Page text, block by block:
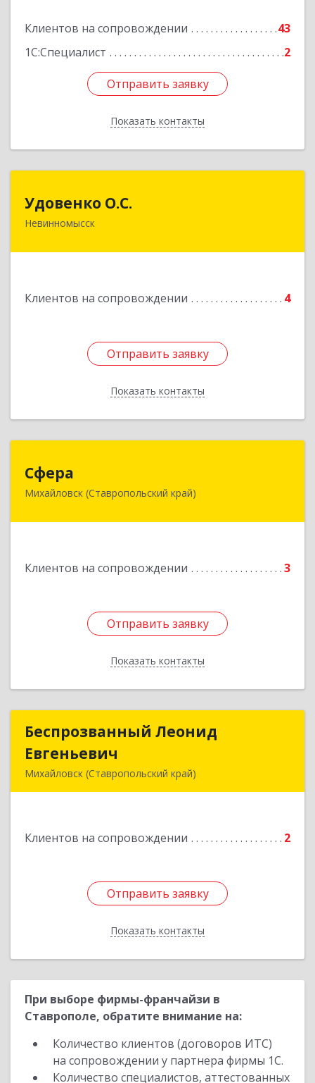
Клиентов на сопровождении
43
1С:Специалист
2
Отправить заявку
Показать контакты
Отправить заявку
Назад
Удовенко О.С.
Невинномысск
Клиентов на сопровождении 4
Отправить заявку
Показать контакты
357 100, г.Невинномысск, ул.Революцеонная,
Отправить заявку
Назад
Сфера
Михайловск (Ставропольский край)
Клиентов на сопровождении 3
Отправить заявку
Показать контакты
356240, Ставропольский край, Шпаковский р-
Подробнее
Отправить заявку
Назад
Беспрозванный Леонид
Евгеньевич
Михайловск (Ставропольский край)
Клиентов на сопровождении 2
Отправить заявку
Показать контакты
Беспрозванный Леонид
Отправить заявку
Назад
При выборе фирмы-франчайзи в
Ставрополе, обратите внимание на:
Количество клиентов (договоров ИТС)
на сопровождении у партнера фирмы 1С.
Количество специалистов, аттестованных